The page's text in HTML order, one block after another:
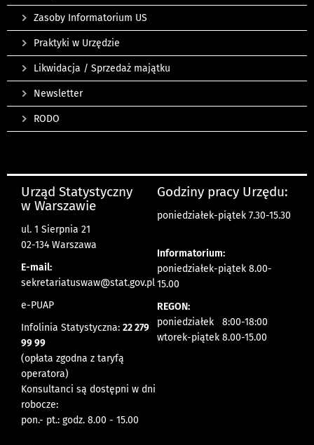
Zasoby Informatorium US
Praktyki w Urzędzie
Likwidacja / Sprzedaż majątku
Newsletter
RODO
Urząd Statystyczny
w Warszawie
ul. 1 Sierpnia 21
02-134 Warszawa
E-mail:
sekretariatuswaw@stat.gov.pl
e-PUAP
Infolinia Statystyczna: 22 279
99 99
(opłata zgodna z taryfą
operatora)
Konsultanci są dostępni w dni
robocze:
pon.- pt.: godz. 8.00 - 15.00
Godziny pracy Urzędu:
poniedziałek-piątek 7.30-15.30
Informatorium:
poniedziałek-piątek 8.00-
15.00
REGON:
poniedziałek 8:00-18:00
wtorek-piątek 8.00-15.00